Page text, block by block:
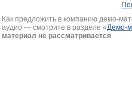
Как предложить в компанию демо-
аудио — смотрите в разделе «Демо-
материал не рассматривается.